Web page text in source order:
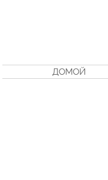
ДОМОЙ